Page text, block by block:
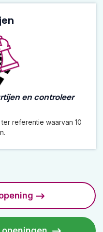
en controleer
referentie waarvan 10